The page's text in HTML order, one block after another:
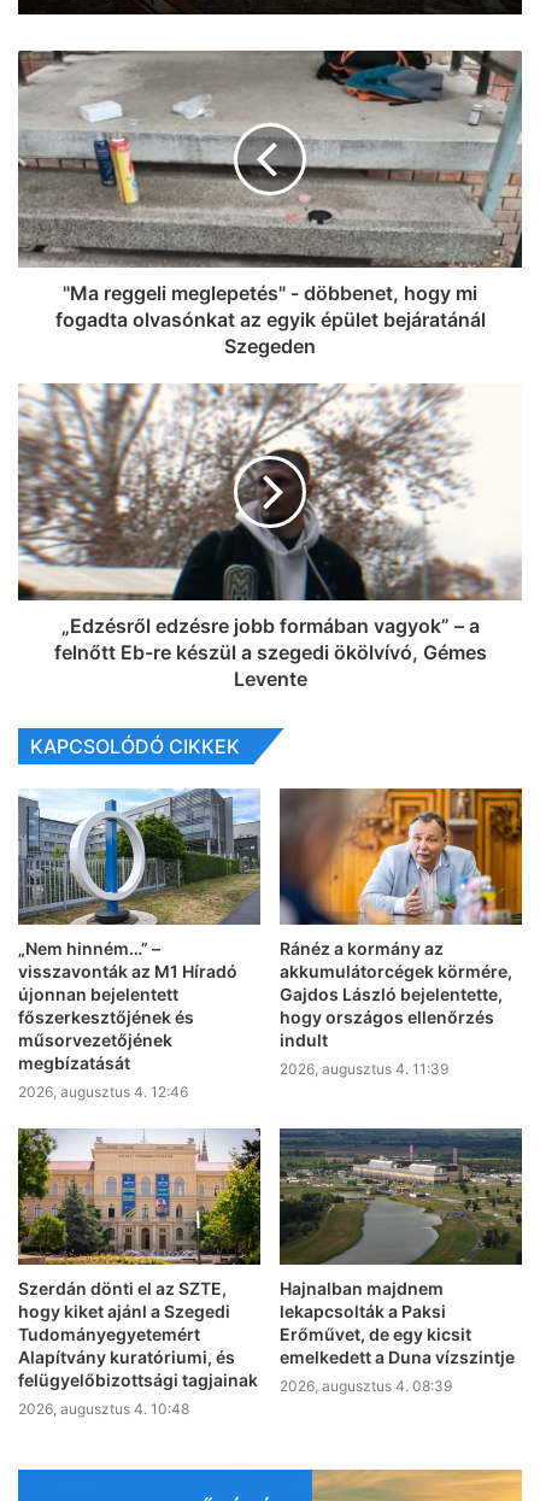
"Ma reggeli meglepetés" - döbbenet, hogy mi
fogadta olvasónkat az egyik épület bejáratánál
Szegeden
„Edzésről edzésre jobb formában vagyok” – a
felnőtt Eb-re készül a szegedi ökölvívó, Gémes
Levente
KAPCSOLÓDÓ CIKKEK
„Nem hinném…” –
visszavonták az M1 Híradó
újonnan bejelentett
főszerkesztőjének és
műsorvezetőjének
megbízatását
2026, augusztus 4. 12:46
Ránéz a kormány az
akkumulátorcégek körmére,
Gajdos László bejelentette,
hogy országos ellenőrzés
indult
2026, augusztus 4. 11:39
Szerdán dönti el az SZTE,
hogy kiket ajánl a Szegedi
Tudományegyetemért
Alapítvány kuratóriumi, és
felügyelőbizottsági tagjainak
2026, augusztus 4. 10:48
Hajnalban majdnem
lekapcsolták a Paksi
Erőművet, de egy kicsit
emelkedett a Duna vízszintje
2026, augusztus 4. 08:39